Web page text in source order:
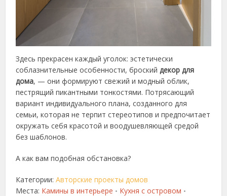
Здесь прекрасен каждый уголок: эстетически
соблазнительные особенности, броский декор для
дома, — они формируют свежий и модный облик,
пестрящий пикантными тонкостями. Потрясающий
вариант индивидуального плана, созданного для
семьи, которая не терпит стереотипов и предпочитает
окружать себя красотой и воодушевляющей средой
без шаблонов.
А как вам подобная обстановка?
Категории:Авторские проекты домов
Места: Камины в интерьере • Кухня с островом •